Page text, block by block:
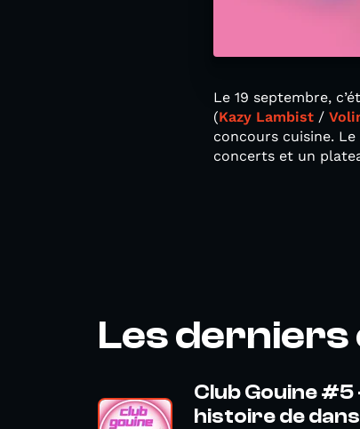
Le 19 septembre,
(Kazy Lambist /
concours cuisine.
concerts et un
Les derniers
Club Gouine #5
histoire de